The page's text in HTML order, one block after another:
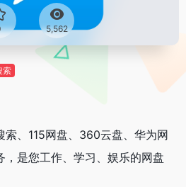
5,562
索
索、115网盘、360云盘、华为网
，是您工作、学习、娱乐的网盘